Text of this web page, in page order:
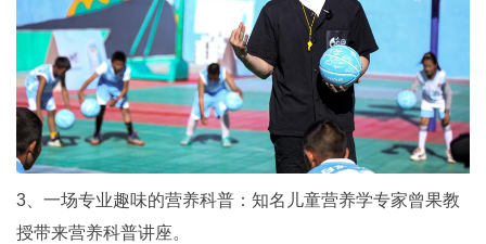
3、一场专业趣味的营养科普：知名儿童营养学专家曾果教
授带来营养科普讲座。